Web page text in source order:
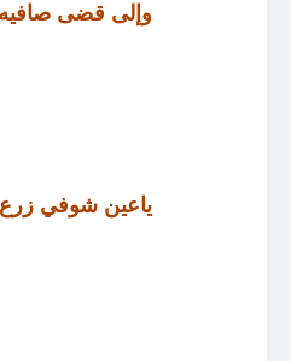
وإلى قضى
ياعين شوفي